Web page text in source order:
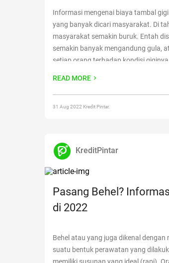
Informasi mengenai biaya tambal
yang banyak dicari masyarakat. Di
masyarakat semakin buruk. Entah
semakin banyak mengandung gula,
setiap orang terhadap kondisi
Tambalan”
READ MORE
31 Aug 2022 Kredit Pintar.
KreditPintar
Pasang Behel?
di 2022
Behel atau yang juga dikenal
suatu bentuk perawatan yang